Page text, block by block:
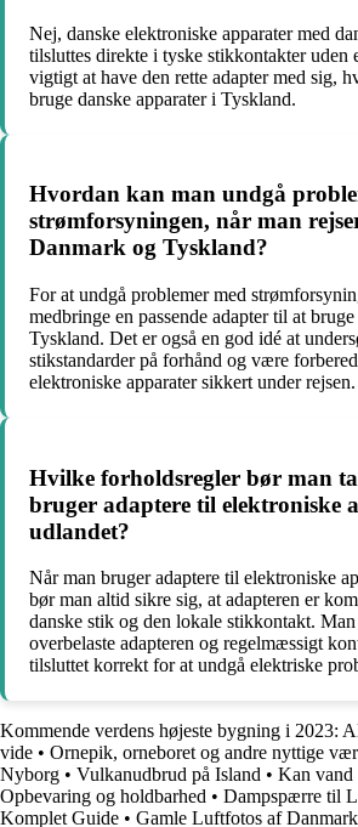
Nej, danske elektroniske apparater med
tilsluttes direkte i tyske stikkontakter uden
vigtigt at have den rette adapter med sig,
bruge danske apparater i Tyskland.
Hvordan kan man undgå
strømforsyningen, når man
Danmark og Tyskland?
For at undgå problemer med
medbringe en passende adapter til at
Tyskland. Det er også en god idé at
stikstandarder på forhånd og være
elektroniske apparater sikkert under rejsen.
Hvilke forholdsregler bør man
bruger adaptere til elektroniske
udlandet?
Når man bruger adaptere til elektroniske
bør man altid sikre sig, at adapteren er
danske stik og den lokale stikkontakt.
overbelaste adapteren og regelmæssigt
tilsluttet korrekt for at undgå elektriske
Kommende verdens højeste bygning i 2023:
vide • Ornepik, orneboret og andre nyttige
Nyborg • Vulkanudbrud på Island • Kan vand
Opbevaring og holdbarhed • Dampspærre til
Komplet Guide • Gamle Luftfotos af